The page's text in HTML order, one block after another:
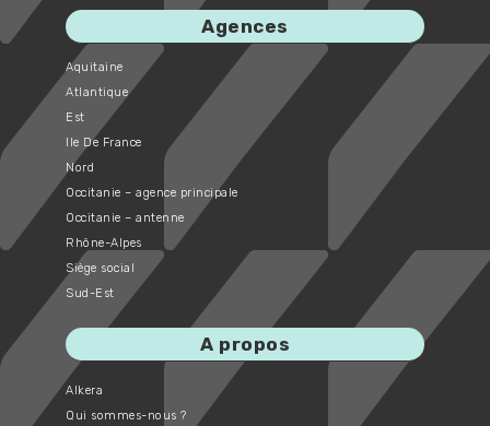
Agences
Aquitaine
Atlantique
Est
Ile De France
Nord
Occitanie – agence principale
Occitanie – antenne
Rhône-Alpes
Siège social
Sud-Est
A propos
Alkera
Qui sommes-nous ?